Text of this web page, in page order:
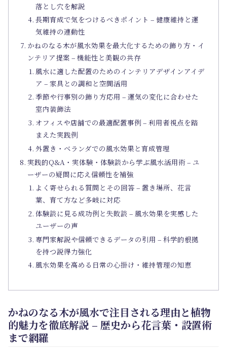
落とし穴を解説
長期育成で気をつけるべきポイント – 健康維持と運
気維持の連動性
かねのなる木が風水効果を最大化するための飾り方・イ
ンテリア提案 – 機能性と美観の共存
風水に適した配置のためのインテリアデザインアイデ
ア – 家具との調和と空間活用
季節や行事別の飾り方応用 – 運気の変化に合わせた
室内装飾法
オフィスや店舗での最適配置事例 – 利用者視点を踏
まえた実践例
外置き・ベランダでの風水効果と育成管理
実践的Q&A・実体験・体験談から学ぶ風水活用術 – ユ
ーザーの疑問に応え信頼性を補強
よく寄せられる質問とその回答 – 置き場所、花言
葉、育て方など多岐に対応
体験談に見る成功例と失敗談 – 風水効果を実感した
ユーザーの声
専門家解説や信頼できるデータの引用 – 科学的根拠
を持つ説得力強化
風水効果を高める日常の心掛け・維持管理の知恵
かねのなる木が風水で注目される理由と植物
的魅力を徹底解説 – 歴史から花言葉・設置術
まで網羅